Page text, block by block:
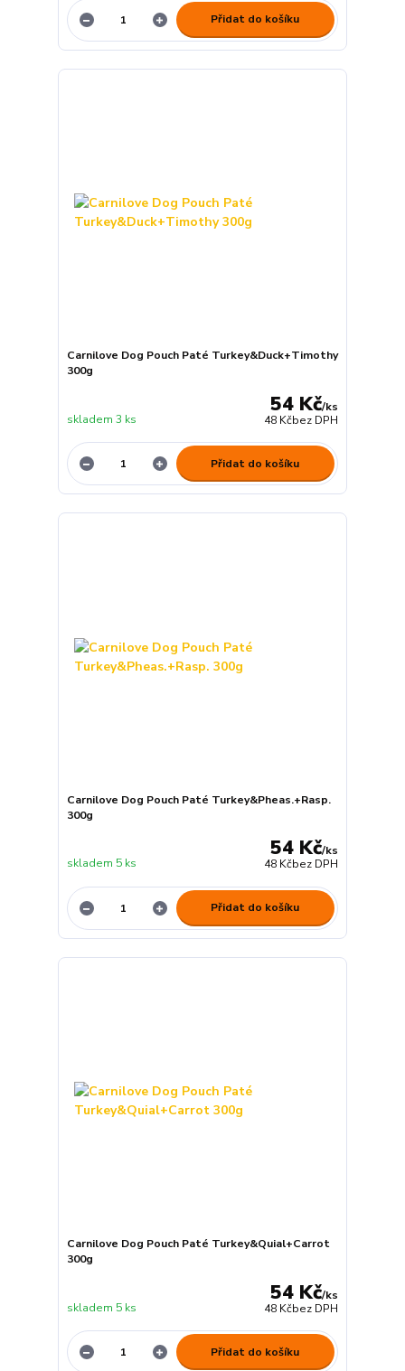
Přidat do košíku
Carnilove Dog Pouch Paté Turkey&Duck+Timothy
300g
54 Kč/ks
48 Kčbez DPH
skladem 3 ks
Přidat do košíku
Carnilove Dog Pouch Paté Turkey&Pheas.+Rasp.
300g
54 Kč/ks
48 Kčbez DPH
skladem 5 ks
Přidat do košíku
Carnilove Dog Pouch Paté Turkey&Quial+Carrot
300g
54 Kč/ks
48 Kčbez DPH
skladem 5 ks
Přidat do košíku